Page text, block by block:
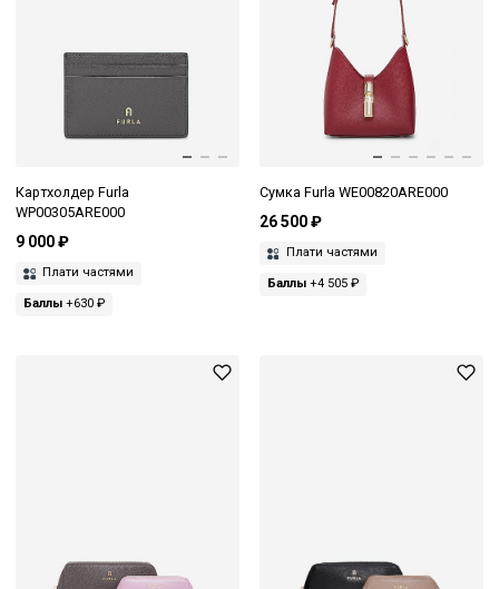
Картхолдер Furla
WP00305ARE000
9 000 ₽
Плати частями
Баллы +630 ₽
Сумка Furla WE00820ARE000
26 500 ₽
Плати частями
Баллы+4 505 ₽